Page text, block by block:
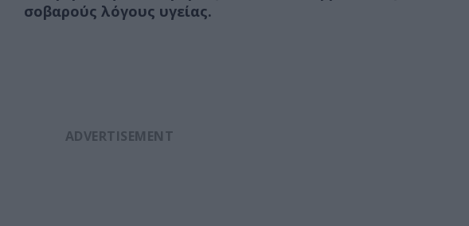
σοβαρούς λόγους υγείας.